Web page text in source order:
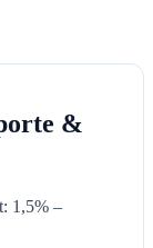
&
1,5% –